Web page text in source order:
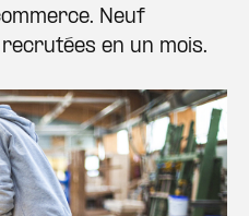
Neuf
en un mois.